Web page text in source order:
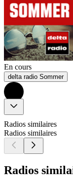
En cours
delta radio Sommer
Radios similaires
Radios similaires
Radios